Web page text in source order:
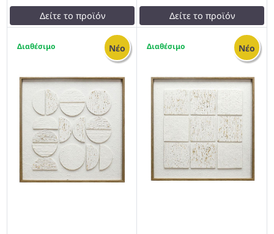
Δείτε το προϊόν
testFalse
Μεταλλικό 105x6x57cm
1027
Δείτε το προϊόν
testFalse
INART ΔΙΑΚΟΣΜ. ΤΟΙΧΟΥ
ΜΕΤΑΛ/ΞΥΛ. ΜΕ ΚΑΘΡΕΠΤΗ
70Χ2Χ70 1027
Νέο Νέο